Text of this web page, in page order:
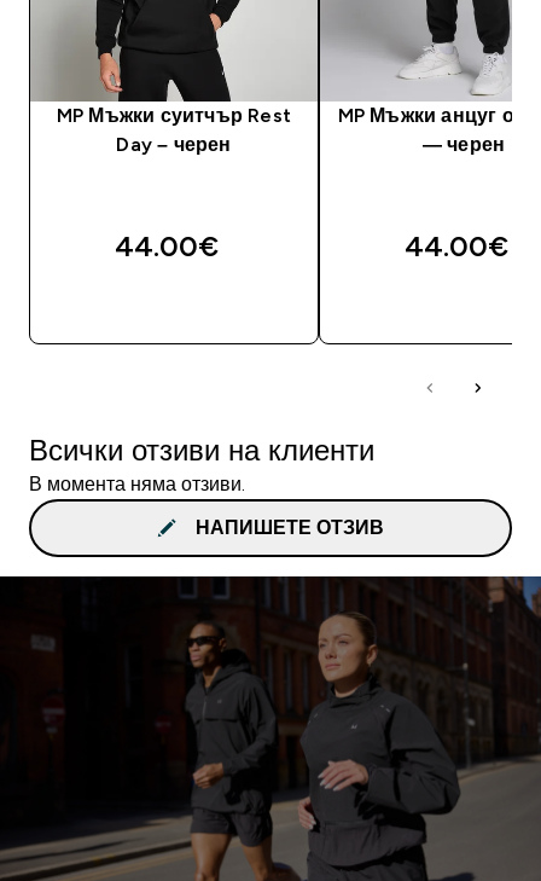
MP Мъжки суитчър Rest
Day – черен
44.00€‎
MP Мъжки анцуг от
— черен
44.00€‎
Всички отзиви на клиенти
В момента няма отзиви.
НАПИШЕТЕ ОТЗИВ